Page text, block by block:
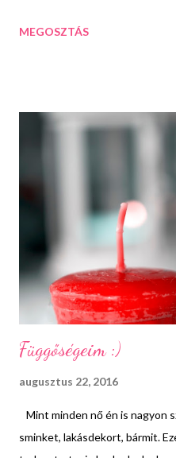
hogy miért is vágytál erre a
is ezeket a napokat élem.
megismerjem önmagam és új
Sikerült, megcsináltam és egy
ezzel. Aztán jött a kétség.
rejtett önmagam és többé nem
tulajdonságaimat elnyomni
miatt. De biztos, hogy jó vagyok
érdek...
MEGOSZTÁS
Függőségeim :)
augusztus 22, 2016
Mint minden nő én is nagyon
sminket, lakásdekort, bármit.